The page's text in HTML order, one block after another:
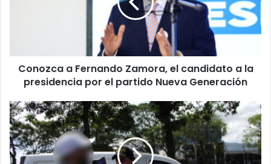
presidencia
por
Nueva
Generación
Conozca a Fernando Zamora, el candidato a la
presidencia por el partido Nueva Generación
Más
de
1.600
conductores
terminaron